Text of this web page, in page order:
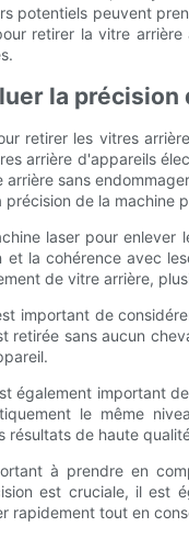
potentiels peuvent
retirer la vitre
la
retirer les vitres
arrière d'appareils
sans
de la machine
laser pour
et la cohérence avec
de vitre arrière,
important de
retirée sans aucun
également important
le même
résultats de haute
à prendre en
est cruciale, il est
rapidement tout en